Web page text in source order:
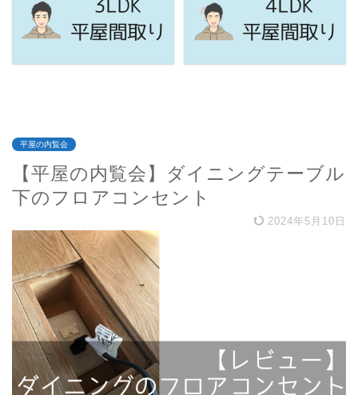
平屋の内覧会
【平屋の内覧会】ダイニングテーブル
下のフロアコンセント
2024年5月10日